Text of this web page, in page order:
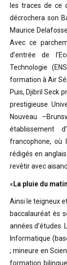
les traces de ce
décrochera son
Maurice
Avec ce
d’entrée de
Technologie
formation à Air
Puis, Djibril Seck
prestigieuse
Nouveau
établissement
francophone, où
rédigés en
revêtir avec
«La pluie du
Ainsi le teigneux
baccalauréat ès
années d’études.
Informatique
; mineure en
formation